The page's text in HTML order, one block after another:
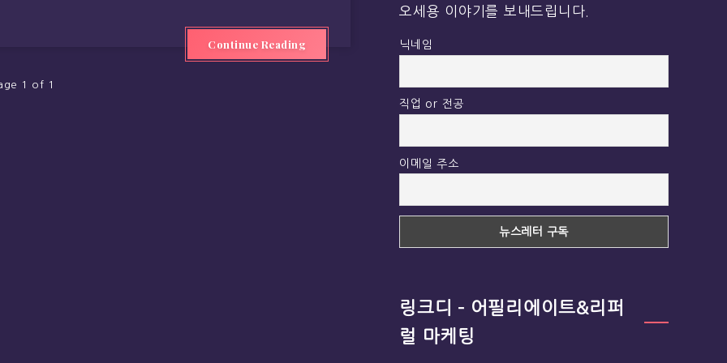
Continue Reading
1 of 1
오세용 이야기를 보내드립니다.
닉네임
직업 or 전공
이메일 주소
링크디 – 어필리에이트&리퍼
럴 마케팅